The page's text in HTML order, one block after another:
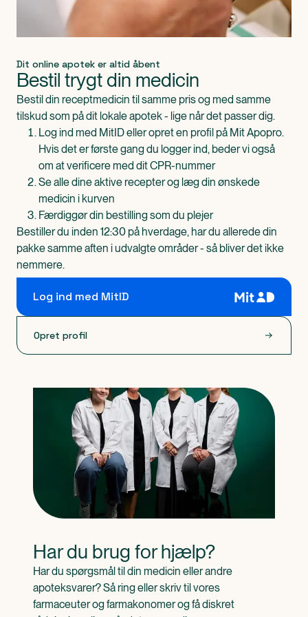
Dit online apotek er altid åbent
Bestil trygt din medicin
Bestil din receptmedicin til samme pris og med samme
tilskud som på dit lokale apotek - lige når det passer dig.
Log ind med MitID eller opret en profil på Mit Apopro.
Hvis det er første gang du logger ind, beder vi også
om at verificere med dit CPR-nummer
Se alle dine aktive recepter og læg din ønskede
medicin i kurven
Færdiggør din bestilling som du plejer
Bestiller du inden 12:30 på hverdage, har du allerede din
pakke samme aften i udvalgte områder - så bliver det ikke
nemmere.
Log ind med MitID
Opret profil
Har du brug for hjælp?
Har du spørgsmål til din medicin eller andre
apoteksvarer? Så ring eller skriv til vores
farmaceuter og farmakonomer og få diskret